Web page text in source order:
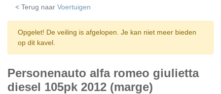
< Terug naar Voertuigen
Opgelet! De veiling is afgelopen. Je kan niet meer bieden
op dit kavel.
Personenauto alfa romeo giulietta
diesel 105pk 2012 (marge)